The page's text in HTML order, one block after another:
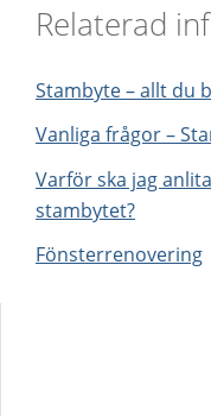
Relaterad
Stambyte – allt du
Vanliga frågor –
Varför ska jag
stambytet?
Fönsterrenovering